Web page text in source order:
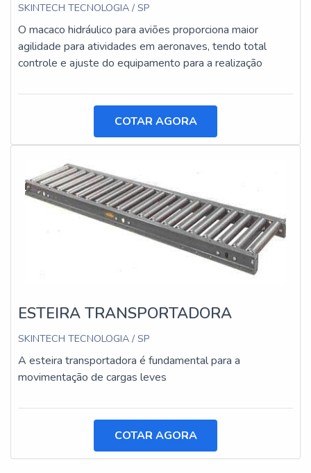
SKINTECH TECNOLOGIA / SP
O macaco hidráulico para aviões proporciona maior
agilidade para atividades em aeronaves, tendo total
controle e ajuste do equipamento para a realização
COTAR AGORA
ESTEIRA TRANSPORTADORA
SKINTECH TECNOLOGIA / SP
A esteira transportadora é fundamental para a
movimentação de cargas leves
COTAR AGORA